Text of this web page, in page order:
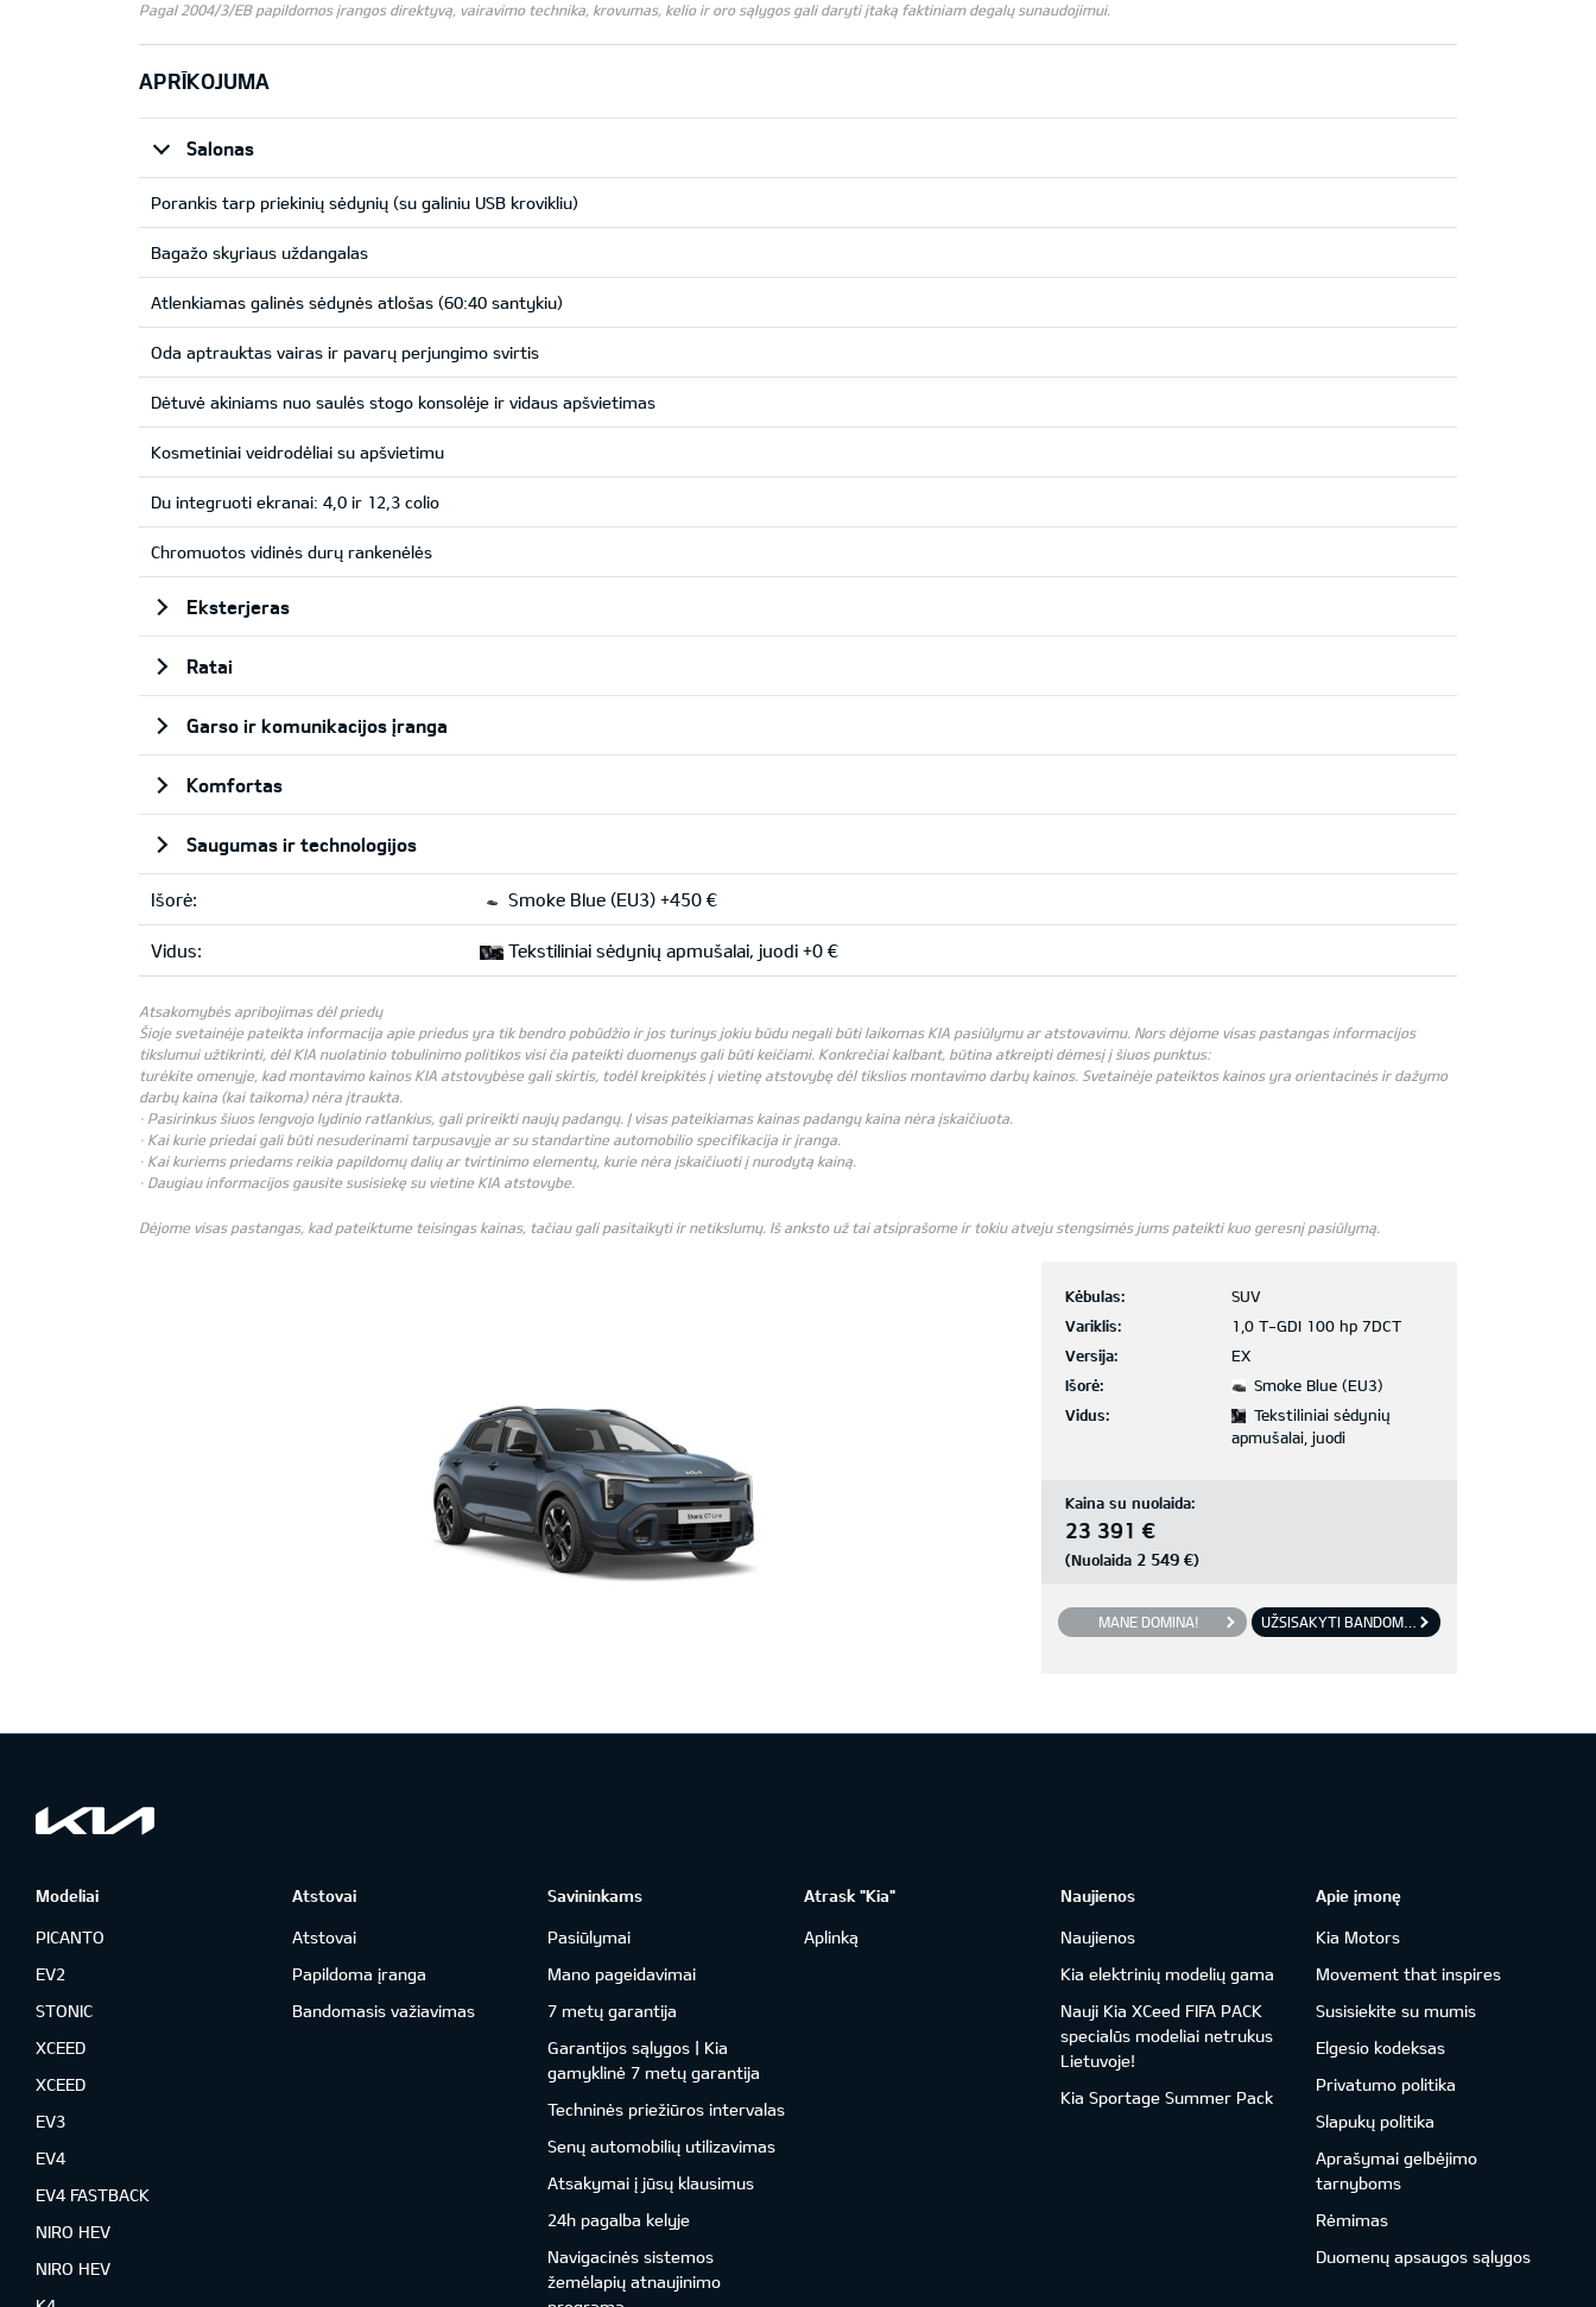
Pagal 2004/3/EB papildomos įrangos direktyvą, vairavimo technika, krovumas, kelio ir oro sąlygos gali daryti įtaką faktiniam degalų sunaudojimui.
APRĪKOJUMA
Salonas
Porankis tarp priekinių sėdynių (su galiniu USB krovikliu)
Bagažo skyriaus uždangalas
Atlenkiamas galinės sėdynės atlošas (60:40 santykiu)
Oda aptrauktas vairas ir pavarų perjungimo svirtis
Dėtuvė akiniams nuo saulės stogo konsolėje ir vidaus apšvietimas
Kosmetiniai veidrodėliai su apšvietimu
Du integruoti ekranai: 4,0 ir 12,3 colio
Chromuotos vidinės durų rankenėlės
Eksterjeras
Ratai
Garso ir komunikacijos įranga
Komfortas
Saugumas ir technologijos
Išorė: Smoke Blue (EU3) +450 €
Vidus: Tekstiliniai sėdynių apmušalai, juodi +0 €
Atsakomybės apribojimas dėl priedų
Šioje svetainėje pateikta informacija apie priedus yra tik bendro pobūdžio ir jos turinys jokiu būdu negali būti laikomas KIA pasiūlymu ar atstovavimu. Nors dėjome visas pastangas informacijos
tikslumui užtikrinti, dėl KIA nuolatinio tobulinimo politikos visi čia pateikti duomenys gali būti keičiami. Konkrečiai kalbant, būtina atkreipti dėmesį į šiuos punktus:
turėkite omenyje, kad montavimo kainos KIA atstovybėse gali skirtis, todėl kreipkitės į vietinę atstovybę dėl tikslios montavimo darbų kainos. Svetainėje pateiktos kainos yra orientacinės ir dažymo
darbų kaina (kai taikoma) nėra įtraukta.
· Pasirinkus šiuos lengvojo lydinio ratlankius, gali prireikti naujų padangų. Į visas pateikiamas kainas padangų kaina nėra įskaičiuota.
· Kai kurie priedai gali būti nesuderinami tarpusavyje ar su standartine automobilio specifikacija ir įranga.
· Kai kuriems priedams reikia papildomų dalių ar tvirtinimo elementų, kurie nėra įskaičiuoti į nurodytą kainą.
· Daugiau informacijos gausite susisiekę su vietine KIA atstovybe.
Dėjome visas pastangas, kad pateiktume teisingas kainas, tačiau gali pasitaikyti ir netikslumų. Iš anksto už tai atsiprašome ir tokiu atveju stengsimės jums pateikti kuo geresnį pasiūlymą.
Kėbulas:
SUV
Variklis:
1,0 T-GDI 100 hp 7DCT
Versija:
EX
Išorė:
Smoke Blue (EU3)
Vidus:
Tekstiliniai sėdynių
apmušalai, juodi
Kaina su nuolaida:
23 391 €
(Nuolaida 2 549 €)
MANE DOMINA! UŽSISAKYTI BANDOMĄJĮ VAŽIAVIMĄ
Modeliai
PICANTO
EV2
STONIC
XCEED
XCEED
EV3
EV4
EV4 FASTBACK
NIRO HEV
NIRO HEV
Atstovai
Atstovai
Papildoma įranga
Bandomasis važiavimas
Savininkams
Pasiūlymai
Mano pageidavimai
7 metų garantija
Garantijos sąlygos | Kia
gamyklinė 7 metų garantija
Techninės priežiūros intervalas
Senų automobilių utilizavimas
Atsakymai į jūsų klausimus
24h pagalba kelyje
Navigacinės sistemos
žemėlapių atnaujinimo
Atrask "Kia"
Aplinką
Naujienos
Naujienos
Kia elektrinių modelių gama
Nauji Kia XCeed FIFA PACK
specialūs modeliai netrukus
Lietuvoje!
Kia Sportage Summer Pack
Apie įmonę
Kia Motors
Movement that inspires
Susisiekite su mumis
Elgesio kodeksas
Privatumo politika
Slapukų politika
Aprašymai gelbėjimo
tarnyboms
Rėmimas
Duomenų apsaugos sąlygos